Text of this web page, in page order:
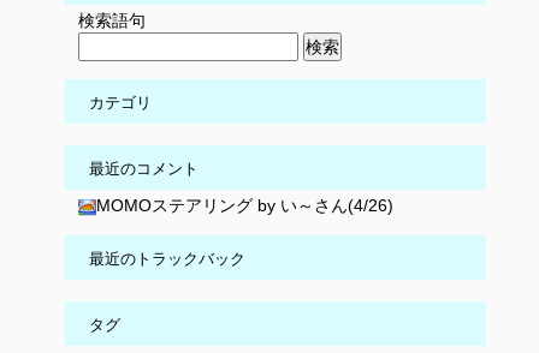
検索語句
カテゴリ
最近のコメント
MOMOステアリング by い～さん(4/26)
最近のトラックバック
タグ